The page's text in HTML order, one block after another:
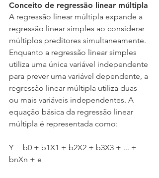
Conceito de regressão linear múltipla
A regressão linear múltipla expande a
regressão linear simples ao considerar
múltiplos preditores simultaneamente.
Enquanto a regressão linear simples
utiliza uma única variável independente
para prever uma variável dependente, a
regressão linear múltipla utiliza duas
ou mais variáveis independentes. A
equação básica da regressão linear
múltipla é representada como:
Y = b0 + b1X1 + b2X2 + b3X3 + ... +
bnXn + e